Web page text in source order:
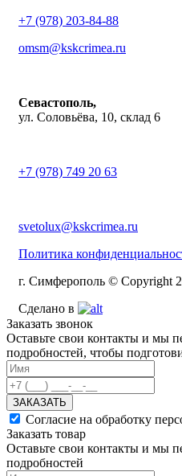
+7 (978) 203-84-88
omsm@kskcrimea.ru
Севастополь,
ул. Соловьёва, 10, склад 6
+7 (978) 749 20 63
svetolux@kskcrimea.ru
Политика
г. Симферополь © Copyright
Сделано в
Заказать звонок
Оставьте свои контакты и мы
подробностей, чтобы
ЗАКАЗАТЬ
Согласие на обработку
Заказать товар
Оставьте свои контакты и мы
подробностей